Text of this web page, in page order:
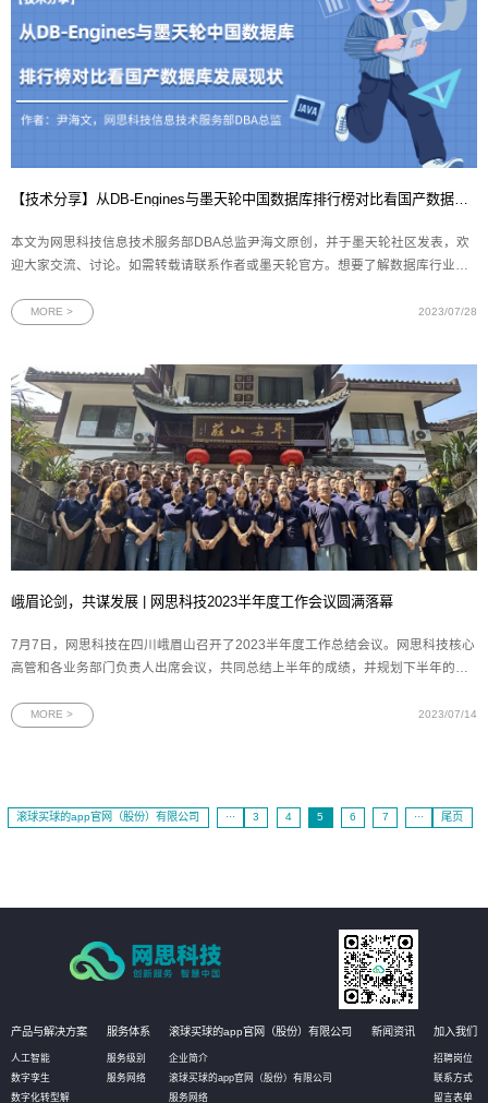
本文为网思科技信息技术服务部DBA总监尹海文原创，并于墨天轮社区发表，欢
迎大家交流、讨论。如需转载请联系作者或墨天轮官方。想要了解数据库行业的
在这方面，国际上广为人知的DB-Engines数据库流行度排行榜和国内的墨天轮中
MORE > 2023/07/28
峨眉论剑，共谋发展 | 网思科技2023半年度工作会议圆满落幕
7月7日，网思科技在四川峨眉山召开了2023半年度工作总结会议。网思科技核心
高管和各业务部门负责人出席会议，共同总结上半年的成绩，并规划下半年的各
年的工作进行了全面复盘和总结，对各项目、各版块取得的成果给予了充分的肯
MORE > 2023/07/14
滚球买球的app官网（股份）有限公司 ··· 3 4 5 6 7 ··· 尾页
产品与解决方案
人工智能
数字孪生
数字化转型解
服务体系
服务级别
服务网络
滚球买球的app官网（股份）有限公司
企业简介
滚球买球的app官网（股份）有限公司
服务网络
新闻资讯 加入我们
招聘岗位
联系方式
留言表单